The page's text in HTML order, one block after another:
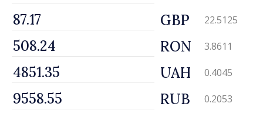
GBP 22.5125
RON 3.8611
UAH 0.4045
RUB 0.2053